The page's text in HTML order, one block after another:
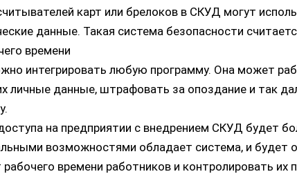
карт или брелоков в СКУД могут
данные. Такая система безопасности
времени
интегрировать любую программу. Она может
личные данные, штрафовать за опоздание и так
на предприятии с внедрением СКУД будет
возможностями обладает система, и будет
рабочего времени работников и контролировать